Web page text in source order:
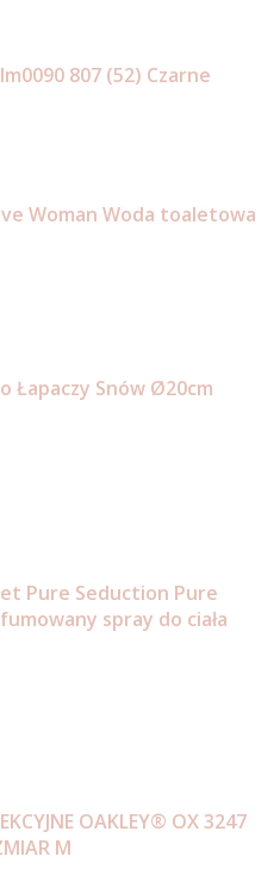
807 (52) Czarne
Woman Woda toaletowa
Łapaczy Snów Ø20cm
Pure Seduction Pure
spray do ciała
OAKLEY® OX 3247
M